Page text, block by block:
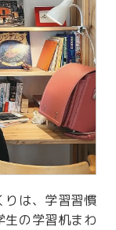
りは、学習習慣
生の学習机まわ